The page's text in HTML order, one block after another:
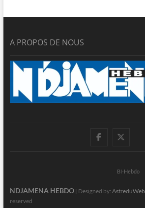
A PROPOS DE NOUS
facebook
BI-Hebdo
NDJAMENA HEBDO| Designed by: AstreduWeb
reserved